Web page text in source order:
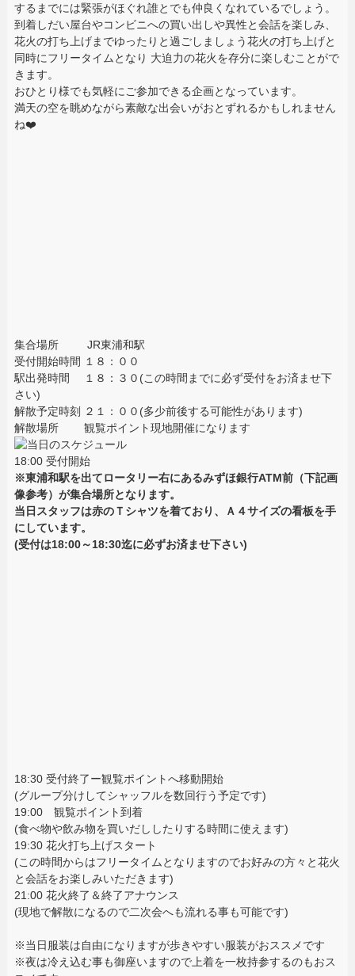
するまでには緊張がほぐれ誰とでも仲良くなれているでしょう。
到着しだい屋台やコンビニへの買い出しや異性と会話を楽しみ、
花火の打ち上げまでゆったりと過ごしましょう花火の打ち上げと
同時にフリータイムとなり 大迫力の花火を存分に楽しむことがで
きます。
おひとり様でも気軽にご参加できる企画となっています。
満天の空を眺めながら素敵な出会いがおとずれるかもしれません
ね❤️
集合場所 JR東浦和駅
受付開始時間 １８：００
駅出発時間 １８：３０(この時間までに必ず受付をお済ませ下
さい)
解散予定時刻 ２１：００(多少前後する可能性があります)
解散場所 観覧ポイント現地開催になります
18:00 受付開始
※東浦和駅を出てロータリー右にあるみずほ銀行ATM前（下記画
像参考）が集合場所となります。
当日スタッフは赤のＴシャツを着ており、Ａ４サイズの看板を手
にしています。
(受付は18:00～18:30迄に必ずお済ませ下さい)
18:30 受付終了ー観覧ポイントへ移動開始
(グループ分けしてシャッフルを数回行う予定です)
19:00 観覧ポイント到着
(食べ物や飲み物を買いだししたりする時間に使えます)
19:30 花火打ち上げスタート
(この時間からはフリータイムとなりますのでお好みの方々と花火
と会話をお楽しみいただきます)
21:00 花火終了＆終了アナウンス
(現地で解散になるので二次会へも流れる事も可能です)
※当日服装は自由になりますが歩きやすい服装がおススメです
※夜は冷え込む事も御座いますので上着を一枚持参するのもおス